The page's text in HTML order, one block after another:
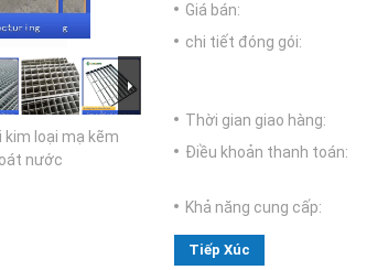
kim loại mạ kẽm
nước
Giá bán:
chi tiết đóng gói:
Thời gian giao hàng:
Điều khoản thanh toán:
Khả năng cung cấp:
Tiếp Xúc